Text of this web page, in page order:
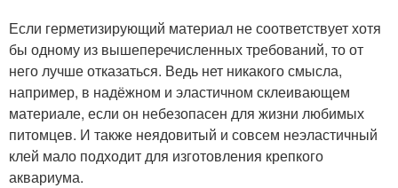
Если герметизирующий материал не соответствует хотя
бы одному из вышеперечисленных требований, то от
него лучше отказаться. Ведь нет никакого смысла,
например, в надёжном и эластичном склеивающем
материале, если он небезопасен для жизни любимых
питомцев. И также неядовитый и совсем неэластичный
клей мало подходит для изготовления крепкого
аквариума.